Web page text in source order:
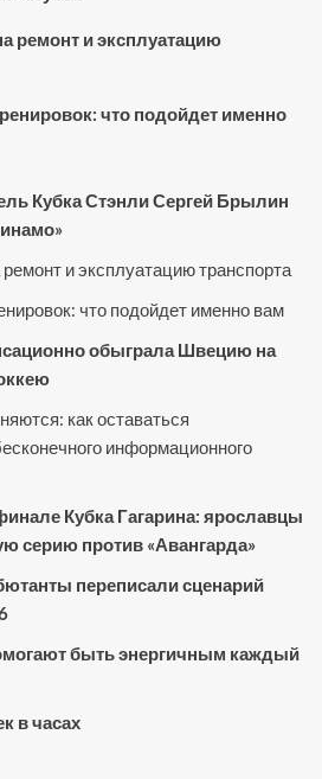
ремонт и эксплуатацию
что подойдет именно
Кубка Стэнли Сергей Брылин
и эксплуатацию транспорта
что подойдет именно вам
обыграла Швецию на
как оставаться
информационного
Кубка Гагарина: ярославцы
серию против «Авангарда»
переписали сценарий
быть энергичным каждый
в часах